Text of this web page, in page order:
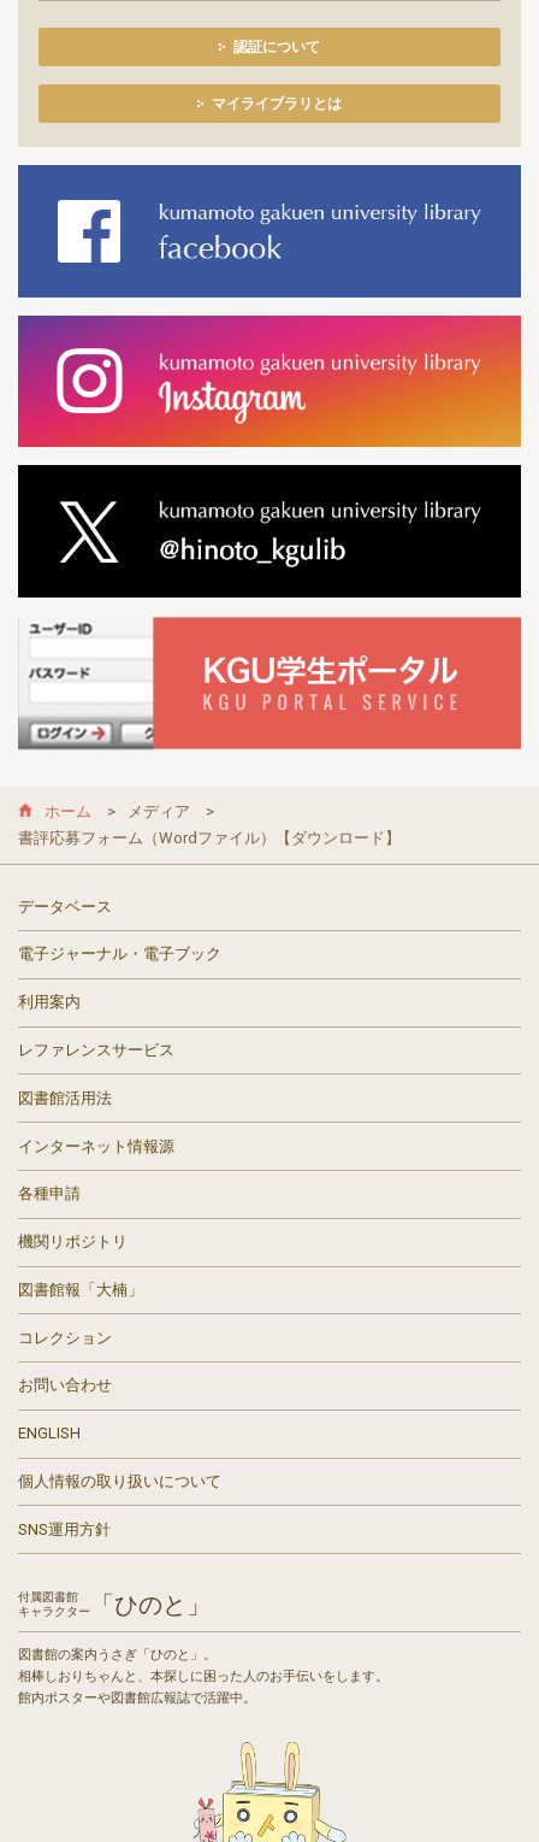
認証について
マイライブラリとは
ホーム
メディア
書評応募フォーム（Wordファイル）【ダウンロード】
データベース
電子ジャーナル・電子ブック
利用案内
レファレンスサービス
図書館活用法
インターネット情報源
各種申請
機関リポジトリ
図書館報「大楠」
コレクション
お問い合わせ
ENGLISH
個人情報の取り扱いについて
SNS運用方針
付属図書館
キャラクター
「ひのと」
図書館の案内うさぎ「ひのと」。
相棒しおりちゃんと、本探しに困った人のお手伝いをします。
館内ポスターや図書館広報誌で活躍中。